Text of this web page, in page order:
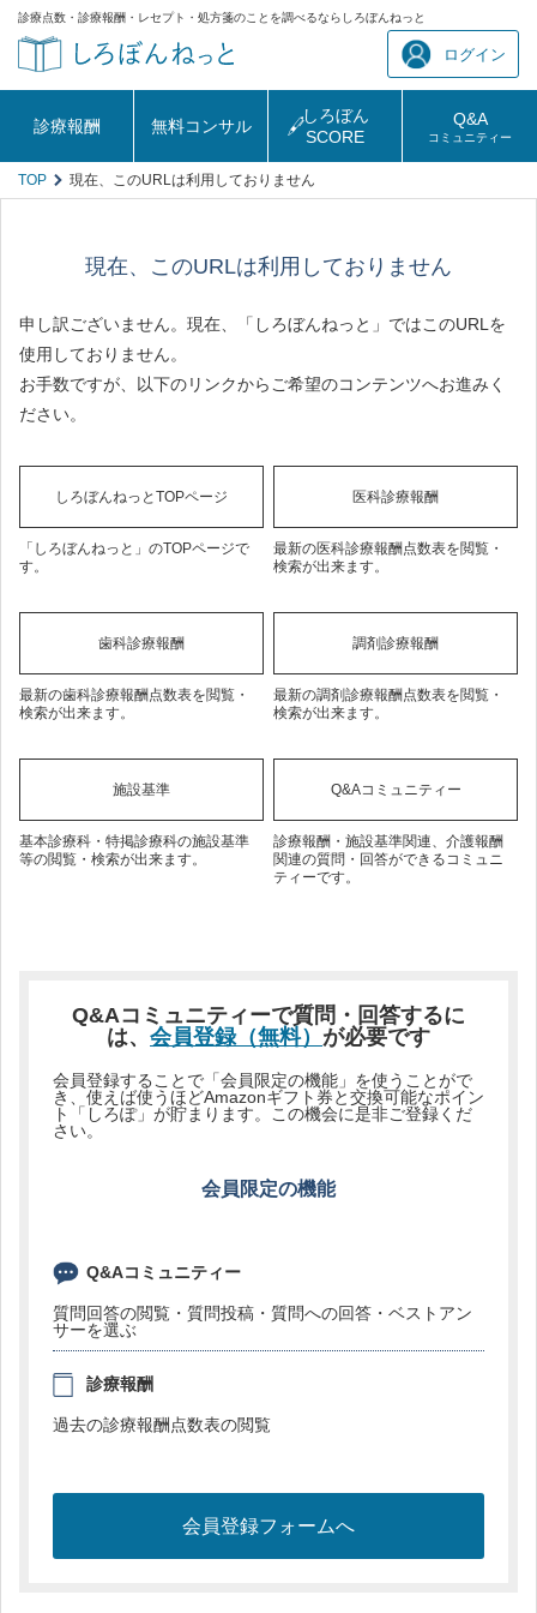
診療点数・診療報酬・レセプト・処方箋のことを調べるならしろぼんねっと
ログイン
診療報酬 無料コンサル
しろぼん
SCORE
Q&A
コミュニティー
TOP 現在、このURLは利用しておりません
現在、このURLは利用しておりません
申し訳ございません。現在、「しろぼんねっと」ではこのURLを
使用しておりません。
お手数ですが、以下のリンクからご希望のコンテンツへお進みく
ださい。
しろぼんねっとTOPページ
「しろぼんねっと」のTOPページで
す。
医科診療報酬
最新の医科診療報酬点数表を閲覧・
検索が出来ます。
歯科診療報酬
最新の歯科診療報酬点数表を閲覧・
検索が出来ます。
調剤診療報酬
最新の調剤診療報酬点数表を閲覧・
検索が出来ます。
施設基準
基本診療科・特掲診療科の施設基準
等の閲覧・検索が出来ます。
Q&Aコミュニティー
診療報酬・施設基準関連、介護報酬
関連の質問・回答ができるコミュニ
ティーです。
Q&Aコミュニティーで質問・回答するに
は、 会員登録（無料） が必要です
会員登録することで「会員限定の機能」を使うことがで
き、使えば使うほどAmazonギフト券と交換可能なポイン
ト「しろぽ」が貯まります。この機会に是非ご登録くだ
さい。
会員限定の機能
Q&Aコミュニティー
質問回答の閲覧・質問投稿・質問への回答・ベストアン
サーを選ぶ
診療報酬
過去の診療報酬点数表の閲覧
会員登録フォームへ